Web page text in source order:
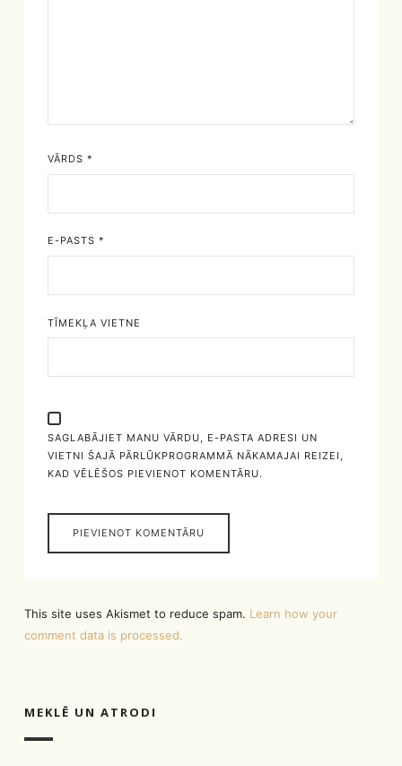
VĀRDS *
E-PASTS *
TĪMEKĻA VIETNE
SAGLABĀJIET MANU VĀRDU, E-PASTA ADRESI UN
VIETNI ŠAJĀ PĀRLŪKPROGRAMMĀ NĀKAMAJAI REIZEI,
KAD VĒLĒŠOS PIEVIENOT KOMENTĀRU.
This site uses Akismet to reduce spam. Learn how your
comment data is processed.
MEKLĒ UN ATRODI